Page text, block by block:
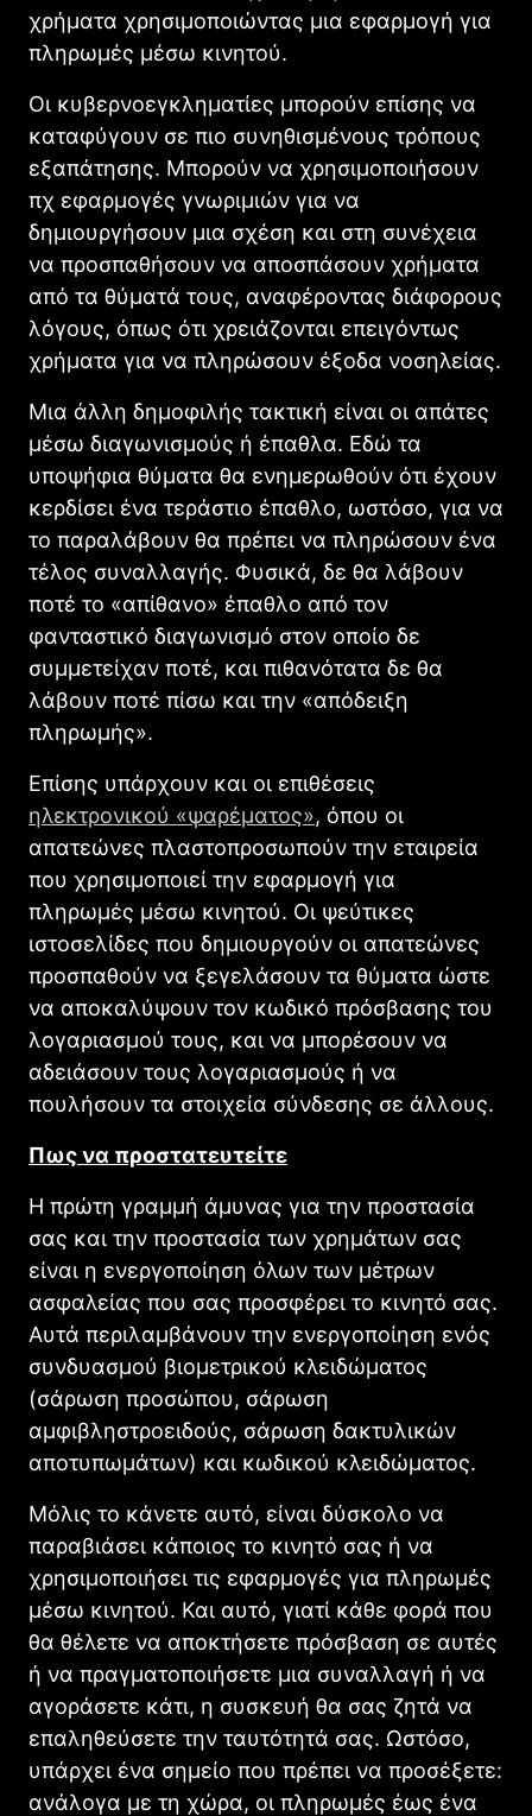
χρήματα χρησιμοποιώντας μια εφαρμογή για
πληρωμές μέσω κινητού.
Οι κυβερνοεγκληματίες μπορούν επίσης να
καταφύγουν σε πιο συνηθισμένους τρόπους
εξαπάτησης. Μπορούν να χρησιμοποιήσουν
πχ εφαρμογές γνωριμιών για να
δημιουργήσουν μια σχέση και στη συνέχεια
να προσπαθήσουν να αποσπάσουν χρήματα
από τα θύματά τους, αναφέροντας διάφορους
λόγους, όπως ότι χρειάζονται επειγόντως
χρήματα για να πληρώσουν έξοδα νοσηλείας.
Μια άλλη δημοφιλής τακτική είναι οι απάτες
μέσω διαγωνισμούς ή έπαθλα. Εδώ τα
υποψήφια θύματα θα ενημερωθούν ότι έχουν
κερδίσει ένα τεράστιο έπαθλο, ωστόσο, για να
το παραλάβουν θα πρέπει να πληρώσουν ένα
τέλος συναλλαγής. Φυσικά, δε θα λάβουν
ποτέ το «απίθανο» έπαθλο από τον
φανταστικό διαγωνισμό στον οποίο δε
συμμετείχαν ποτέ, και πιθανότατα δε θα
λάβουν ποτέ πίσω και την «απόδειξη
πληρωμής».
Επίσης υπάρχουν και οι επιθέσεις
ηλεκτρονικού «ψαρέματος», όπου οι
απατεώνες πλαστοπροσωπούν την εταιρεία
που χρησιμοποιεί την εφαρμογή για
πληρωμές μέσω κινητού. Οι ψεύτικες
ιστοσελίδες που δημιουργούν οι απατεώνες
προσπαθούν να ξεγελάσουν τα θύματα ώστε
να αποκαλύψουν τον κωδικό πρόσβασης του
λογαριασμού τους, και να μπορέσουν να
αδειάσουν τους λογαριασμούς ή να
πουλήσουν τα στοιχεία σύνδεσης σε άλλους.
Πως να προστατευτείτε
Η πρώτη γραμμή άμυνας για την προστασία
σας και την προστασία των χρημάτων σας
είναι η ενεργοποίηση όλων των μέτρων
ασφαλείας που σας προσφέρει το κινητό σας.
Αυτά περιλαμβάνουν την ενεργοποίηση ενός
συνδυασμού βιομετρικού κλειδώματος
(σάρωση προσώπου, σάρωση
αμφιβληστροειδούς, σάρωση δακτυλικών
αποτυπωμάτων) και κωδικού κλειδώματος.
Μόλις το κάνετε αυτό, είναι δύσκολο να
παραβιάσει κάποιος το κινητό σας ή να
χρησιμοποιήσει τις εφαρμογές για πληρωμές
μέσω κινητού. Και αυτό, γιατί κάθε φορά που
θα θέλετε να αποκτήσετε πρόσβαση σε αυτές
ή να πραγματοποιήσετε μια συναλλαγή ή να
αγοράσετε κάτι, η συσκευή θα σας ζητά να
επαληθεύσετε την ταυτότητά σας. Ωστόσο,
υπάρχει ένα σημείο που πρέπει να προσέξετε:
ανάλογα με τη χώρα, οι πληρωμές έως ένα